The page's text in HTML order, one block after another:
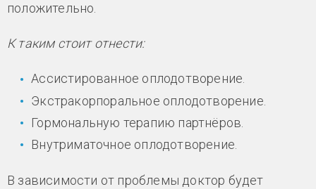
положительно.
К таким стоит отнести:
Ассистированное оплодотворение.
Экстракорпоральное оплодотворение.
Гормональную терапию партнёров.
Внутриматочное оплодотворение.
В зависимости от проблемы доктор будет